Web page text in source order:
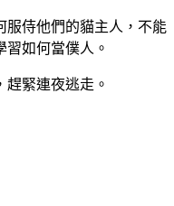
服侍他們的貓主人，不能
如何當僕人。
緊連夜逃走。